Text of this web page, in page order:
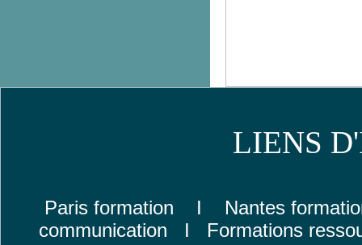
LIENS
Paris formation I Nantes form
communication I Formations